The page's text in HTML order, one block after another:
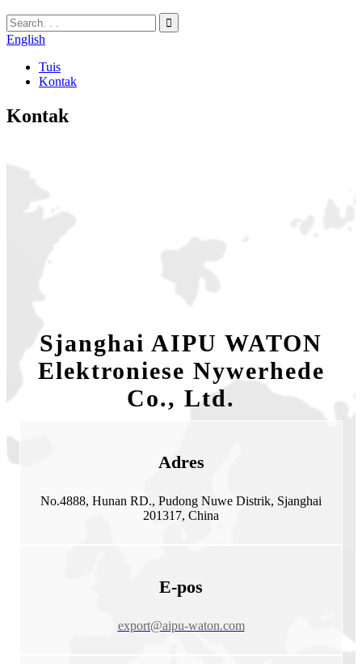
English
Tuis
Kontak
Kontak
Sjanghai AIPU WATON
Elektroniese Nywerhede
Co., Ltd.
Adres
No.4888, Hunan RD., Pudong Nuwe Distrik, Sjanghai
201317, China
E-pos
export@aipu-waton.com